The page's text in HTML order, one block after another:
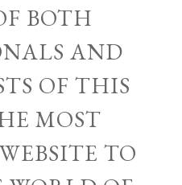
BOTH
AND
OF THIS
MOST
TO